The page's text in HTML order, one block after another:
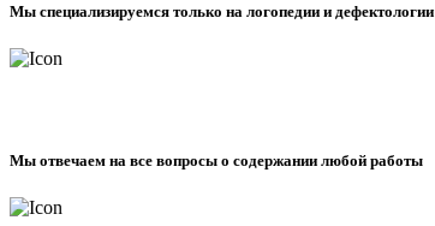
Мы специализируемся только на логопедии и дефектологии
Мы отвечаем на все вопросы о содержании любой работы